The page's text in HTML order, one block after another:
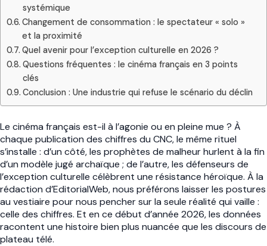
systémique
Changement de consommation : le spectateur « solo »
et la proximité
Quel avenir pour l’exception culturelle en 2026 ?
Questions fréquentes : le cinéma français en 3 points
clés
Conclusion : Une industrie qui refuse le scénario du déclin
Le cinéma français est-il à l’agonie ou en pleine mue ? À
chaque publication des chiffres du CNC, le même rituel
s’installe : d’un côté, les prophètes de malheur hurlent à la fin
d’un modèle jugé archaïque ; de l’autre, les défenseurs de
l’exception culturelle célèbrent une résistance héroïque. À la
rédaction d’EditorialWeb, nous préférons laisser les postures
au vestiaire pour nous pencher sur la seule réalité qui vaille :
celle des chiffres. Et en ce début d’année 2026, les données
racontent une histoire bien plus nuancée que les discours de
plateau télé.